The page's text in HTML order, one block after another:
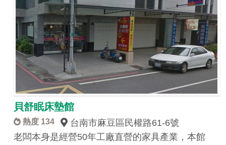
貝舒眠床墊館
熱度 134
台南市麻豆區民權路61-6號
老闆本身是經營50年工廠直營的家具產業，本館